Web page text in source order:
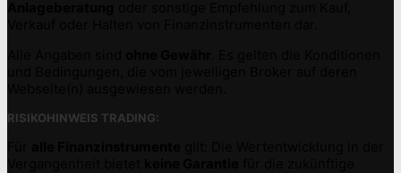
RISIKOHINWEIS TRADING: